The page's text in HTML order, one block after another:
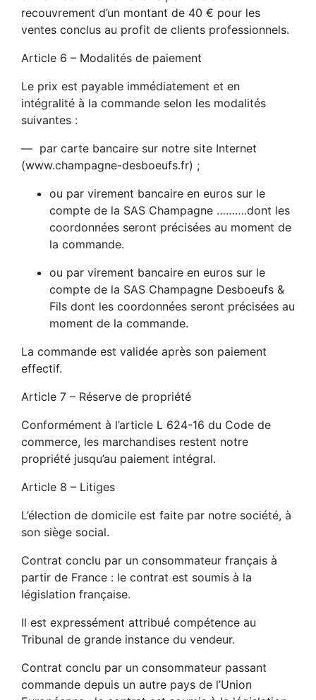
recouvrement d’un montant de 40 € pour les
ventes conclus au profit de clients professionnels.
Article 6 – Modalités de paiement
Le prix est payable immédiatement et en
intégralité à la commande selon les modalités
suivantes :
— par carte bancaire sur notre site Internet
(www.champagne-desboeufs.fr) ;
ou par virement bancaire en euros sur le
compte de la SAS Champagne ……….dont les
coordonnées seront précisées au moment de
la commande.
ou par virement bancaire en euros sur le
compte de la SAS Champagne Desboeufs &
Fils dont les coordonnées seront précisées au
moment de la commande.
La commande est validée après son paiement
effectif.
Article 7 – Réserve de propriété
Conformément à l’article L 624-16 du Code de
commerce, les marchandises restent notre
propriété jusqu’au paiement intégral.
Article 8 – Litiges
L’élection de domicile est faite par notre société, à
son siège social.
Contrat conclu par un consommateur français à
partir de France : le contrat est soumis à la
législation française.
Il est expressément attribué compétence au
Tribunal de grande instance du vendeur.
Contrat conclu par un consommateur passant
commande depuis un autre pays de l’Union